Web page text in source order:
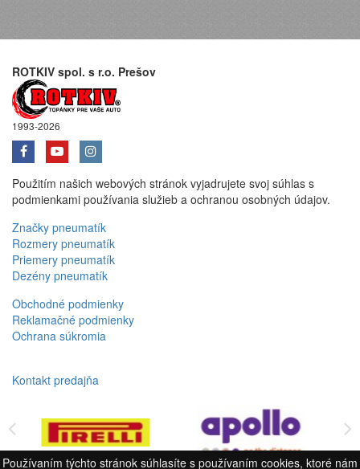
ROTKIV spol. s r.o. Prešov
1993-2026
Použitím našich webových stránok vyjadrujete svoj súhlas s
podmienkami používania služieb a ochranou osobných údajov.
Značky pneumatík
Rozmery pneumatík
Priemery pneumatík
Dezény pneumatík
Obchodné podmienky
Reklamačné podmienky
Ochrana súkromia
Kontakt predajňa
Používaním týchto stránok súhlasíte s používaním cookies, ktoré nám